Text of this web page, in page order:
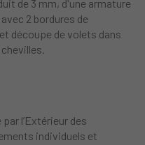
de 3 mm, d'une armature
2 bordures de
découpe de volets dans
l’Extérieur des
individuels et